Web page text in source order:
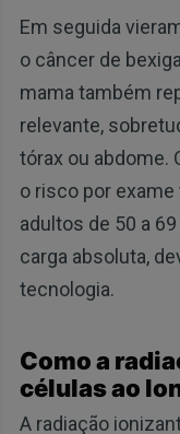
Em seguida
o câncer de
mama também
relevante,
tórax ou abdome.
o risco por
adultos de 50 a
carga absoluta,
tecnologia.
Como a
células ao
A radiação